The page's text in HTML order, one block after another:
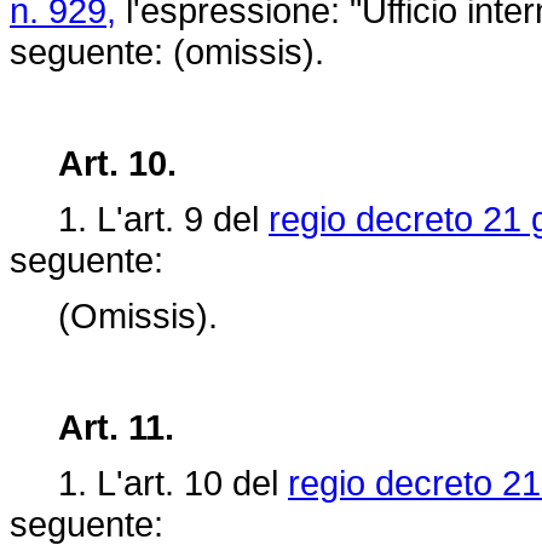
n. 929, l'espressione: "Ufficio
seguente: (omissis).
Art. 10.
1. L'art. 9 del regio decreto 21
seguente:
(Omissis).
Art. 11.
1. L'art. 10 del regio decreto
seguente: